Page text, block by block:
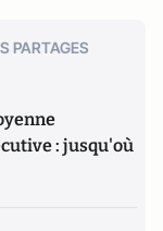
PARTAGES
: jusqu'où